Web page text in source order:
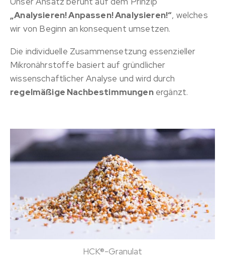
„Analysieren! Anpassen! Analysieren!“, welches
wir von Beginn an konsequent umsetzen.
Die individuelle Zusammensetzung essenzieller
Mikronährstoffe basiert auf gründlicher
wissenschaftlicher Analyse und wird durch
regelmäßige Nachbestimmungenergänzt.
HCK®-Granulat